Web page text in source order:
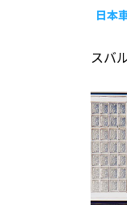
日本
スバ